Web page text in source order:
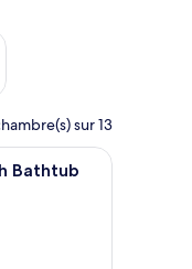
prochaine août
sur 13
plat, d’une vue sur un
avec un grand lit, un
Bathtub